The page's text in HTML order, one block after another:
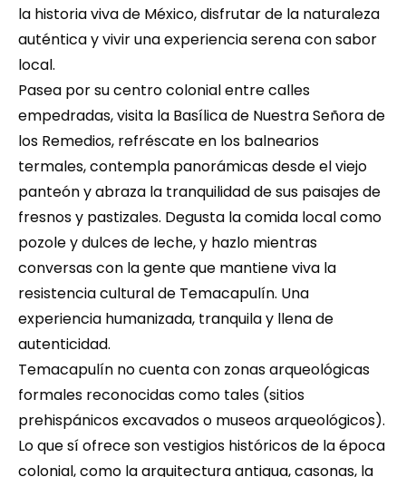
la historia viva de México, disfrutar de la naturaleza
auténtica y vivir una experiencia serena con sabor
local.
Pasea por su centro colonial entre calles
empedradas, visita la Basílica de Nuestra Señora de
los Remedios, refréscate en los balnearios
termales, contempla panorámicas desde el viejo
panteón y abraza la tranquilidad de sus paisajes de
fresnos y pastizales. Degusta la comida local como
pozole y dulces de leche, y hazlo mientras
conversas con la gente que mantiene viva la
resistencia cultural de Temacapulín. Una
experiencia humanizada, tranquila y llena de
autenticidad.
Temacapulín no cuenta con zonas arqueológicas
formales reconocidas como tales (sitios
prehispánicos excavados o museos arqueológicos).
Lo que sí ofrece son vestigios históricos de la época
colonial, como la arquitectura antigua, casonas, la